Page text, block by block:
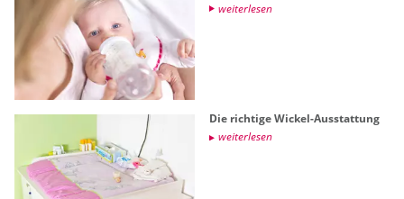
wei­ter­le­sen
Die rich­ti­ge Wi­ckel-Aus­stat­tung
wei­ter­le­sen